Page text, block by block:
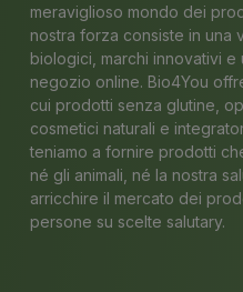
meraviglioso mondo dei
nostra forza consiste in una
biologici, marchi innovativi
negozio online. Bio4You
cui prodotti senza glutine,
cosmetici naturali e
teniamo a fornire prodotti
né gli animali, né la nostra
arricchire il mercato dei
persone su scelte salutary.